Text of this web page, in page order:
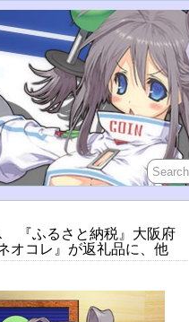
『ふるさと納税』大阪府
オコレ』が返礼品に、他